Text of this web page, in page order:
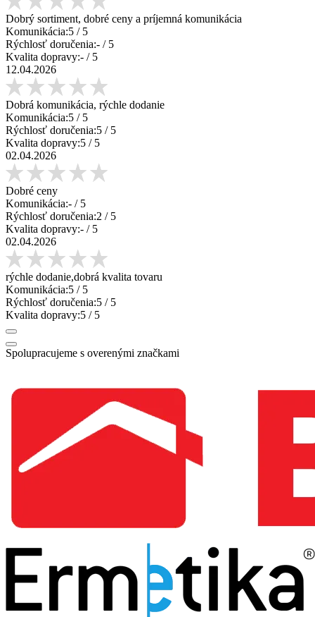
Dobrý sortiment, dobré ceny a príjemná komunikácia
Komunikácia:5 / 5
Rýchlosť doručenia:- / 5
Kvalita dopravy:- / 5
12.04.2026
Dobrá komunikácia, rýchle dodanie
Komunikácia:5 / 5
Rýchlosť doručenia:5 / 5
Kvalita dopravy:5 / 5
02.04.2026
Dobré ceny
Komunikácia:- / 5
Rýchlosť doručenia:2 / 5
Kvalita dopravy:- / 5
02.04.2026
rýchle dodanie,dobrá kvalita tovaru
Komunikácia:5 / 5
Rýchlosť doručenia:5 / 5
Kvalita dopravy:5 / 5
Spolupracujeme s overenými značkami